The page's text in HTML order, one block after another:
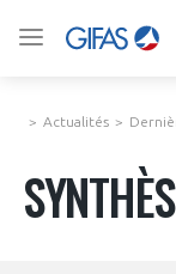
Actualités
VOUS ÊTES